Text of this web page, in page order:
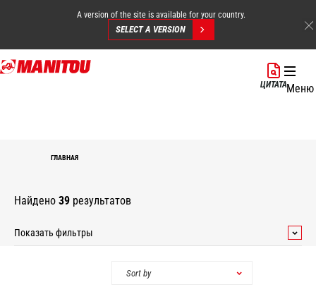
Перейти
к
A version of the site is available for your country.
SELECT A VERSION
ЦИТАТАМеню
ГЛАВНАЯ
Найдено 39 результатов
Показать фильтры
Sort by